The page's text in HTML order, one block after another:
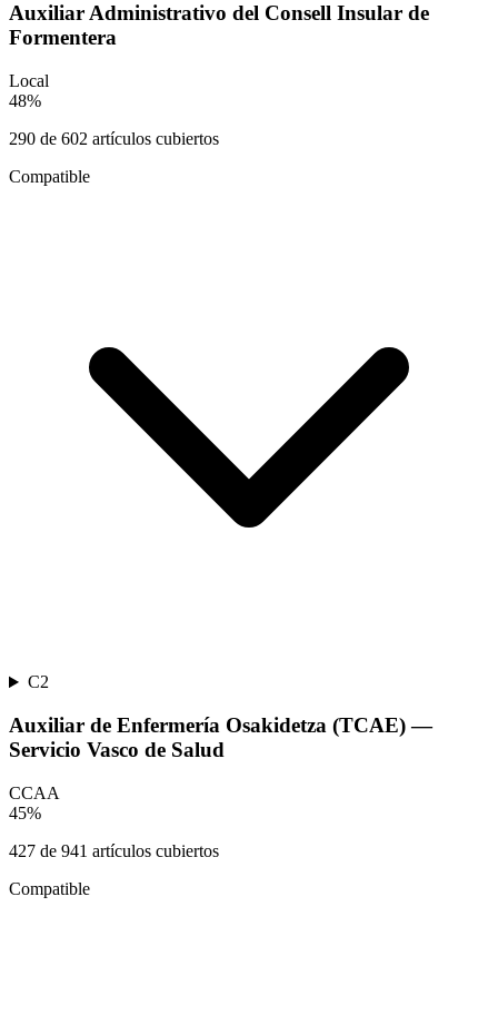
Auxiliar Administrativo del Consell Insular de
Formentera
Local
48%
290 de 602 artículos cubiertos
Compatible
C2
Auxiliar de Enfermería Osakidetza (TCAE) —
Servicio Vasco de Salud
CCAA
45%
427 de 941 artículos cubiertos
Compatible